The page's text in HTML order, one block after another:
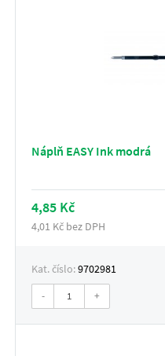
Náplň EASY Ink modrá
4,85 Kč
4,01 Kč bez DPH
Kat. číslo:9702981
- +